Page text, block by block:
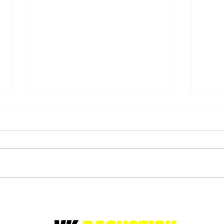
Naarmate deze serie wedstrijden
-